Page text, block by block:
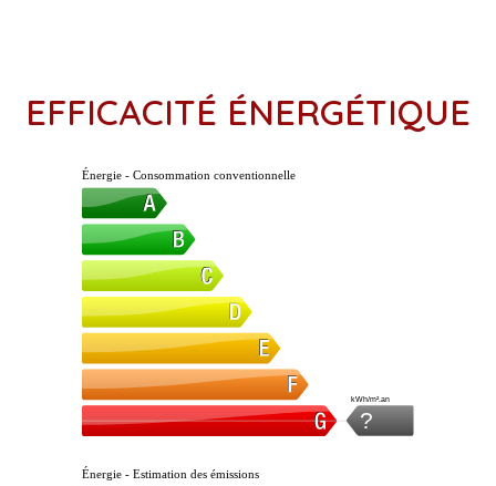
EFFICACITÉ ÉNERGÉTIQUE
Énergie - Consommation conventionnelle
?
kWh/m².an
Énergie - Estimation des émissions